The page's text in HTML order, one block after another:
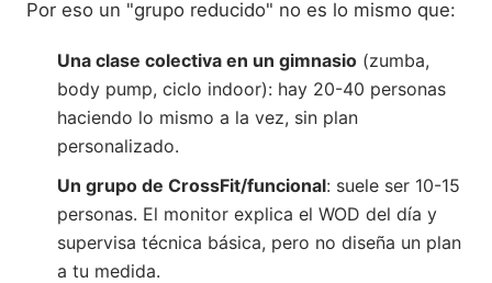
Por eso un "grupo reducido" no es lo mismo que:
Una clase colectiva en un gimnasio (zumba,
body pump, ciclo indoor): hay 20-40 personas
haciendo lo mismo a la vez, sin plan
personalizado.
Un grupo de CrossFit/funcional: suele ser 10-15
personas. El monitor explica el WOD del día y
supervisa técnica básica, pero no diseña un plan
a tu medida.